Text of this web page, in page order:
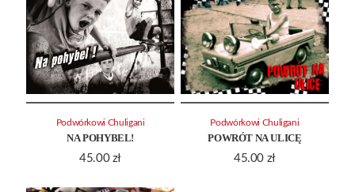
NA POHYBEL!
45.00 zł
Podwórkowi Chuligani
POWRÓT NA ULICĘ
45.00 zł
Podwórkowi Chuligani